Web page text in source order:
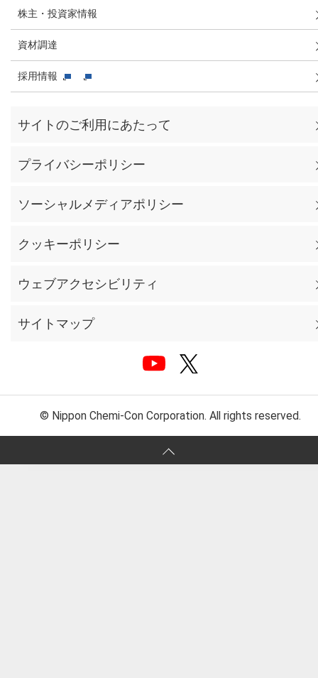
株主・投資家情報
資材調達
採用情報
サイトのご利用にあたって
プライバシーポリシー
ソーシャルメディアポリシー
クッキーポリシー
ウェブアクセシビリティ
サイトマップ
© Nippon Chemi-Con Corporation. All rights reserved.